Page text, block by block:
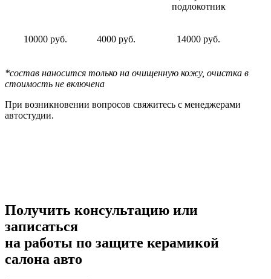
подлокотник
10000 руб. 4000 руб. 14000 руб.
*состав наносится только на очищенную кожу, очистка в
стоимость не включена
При возникновении вопросов свяжитесь с менеджерами
автостудии.
Получить консультацию или
записаться
на работы по защите керамикой
салона авто